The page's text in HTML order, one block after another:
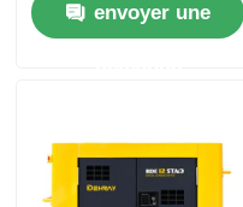
envoyer une